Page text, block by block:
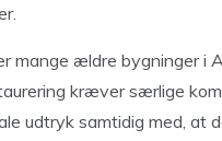
mange ældre bygninger i
kræver særlige
udtryk samtidig med, at